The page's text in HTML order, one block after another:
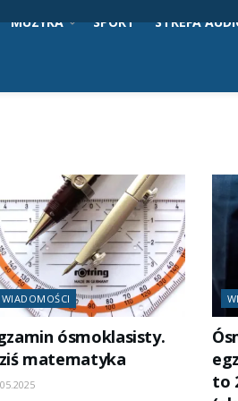
MUZYKA SPORT STREFA
WIADOMOŚCI
ósmoklasisty.
matematyka
to